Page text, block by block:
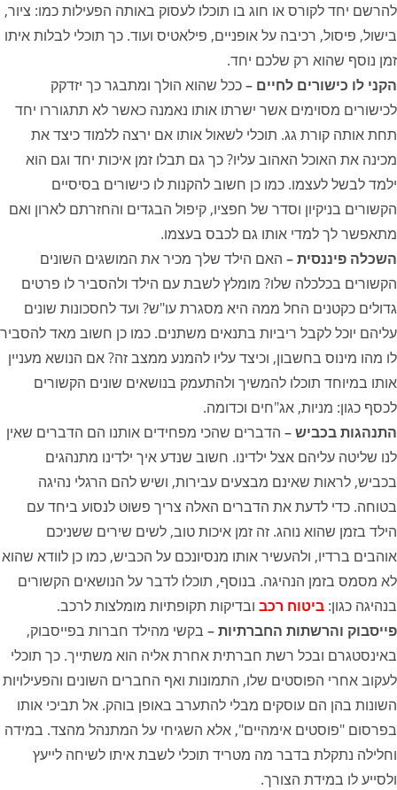
להרשם יחד לקורס או חוג בו תוכלו לעסוק באותה הפעילות כמו: ציור,
בישול, פיסול, רכיבה על אופניים, פילאטיס ועוד. כך תוכלי לבלות איתו
זמן נוסף שהוא רק שלכם יחד.
הקני לו כישורים לחיים –ככל שהוא הולך ומתבגר כך יזדקק
לכישורים מסוימים אשר ישרתו אותו נאמנה כאשר לא תתגוררו יחד
תחת אותה קורת גג. תוכלי לשאול אותו אם ירצה ללמוד כיצד את
מכינה את האוכל האהוב עליו? כך גם תבלו זמן איכות יחד וגם הוא
ילמד לבשל לעצמו. כמו כן חשוב להקנות לו כישורים בסיסיים
הקשורים בניקיון וסדר של חפציו, קיפול הבגדים והחזרתם לארון ואם
מתאפשר לך למדי אותו גם לכבס בעצמו.
השכלה פיננסית – האם הילד שלך מכיר את המושגים השונים
הקשורים בכלכלה שלו? מומלץ לשבת עם הילד ולהסביר לו פרטים
גדולים כקטנים החל ממה היא מסגרת עו"ש? ועד לחסכונות שונים
עליהם יוכל לקבל ריביות בתנאים משתנים. כמו כן חשוב מאד להסביר
לו מהו מינוס בחשבון, וכיצד עליו להמנע ממצב זה? אם הנושא מעניין
אותו במיוחד תוכלו להמשיך ולהתעמק בנושאים שונים הקשורים
לכסף כגון: מניות, אג"חים וכדומה.
התנהגות בכביש – הדברים שהכי מפחידים אותנו הם הדברים שאין
לנו שליטה עליהם אצל ילדינו. חשוב שנדע איך ילדינו מתנהגים
בכביש, לראות שאינם מבצעים עבירות, ושיש להם הרגלי נהיגה
בטוחה. כדי לדעת את הדברים האלה צריך פשוט לנסוע ביחד עם
הילד בזמן שהוא נוהג. זה זמן איכות טוב, לשים שירים ששניכם
אוהבים ברדיו, ולהעשיר אותו מנסיונכם על הכביש, כמו כן לוודא שהוא
לא מסמס בזמן הנהיגה. בנוסף, תוכלו לדבר על הנושאים הקשורים
בנהיגה כגון: ביטוח רכב ובדיקות תקופתיות מומלצות לרכב.
פייסבוק והרשתות החברתיות – בקשי מהילד חברות בפייסבוק,
באינסטגרם ובכל רשת חברתית אחרת אליה הוא משתייך. כך תוכלי
לעקוב אחרי הפוסטים שלו, התמונות ואף החברים השונים והפעילויות
השונות בהן הם עוסקים מבלי להתערב באופן בוהק. אל תביכי אותו
בפרסום "פוסטים אימהיים", אלא השגיחי על המתנהל מהצד. במידה
וחלילה נתקלת בדבר מה מטריד תוכלי לשבת איתו לשיחה לייעץ
ולסייע לו במידת הצורך.